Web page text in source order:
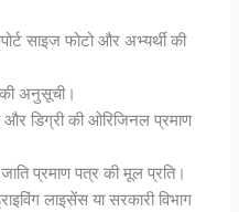
साइज फोटो और अभ्यर्थी की
अनुसूची।
डिग्री की ओरिजिनल प्रमाण
प्रमाण पत्र की मूल प्रति।
लाइसेंस या सरकारी विभाग